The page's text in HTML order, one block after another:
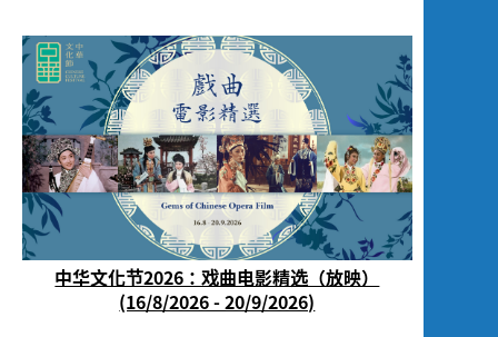
中华文化节2026：戏曲电影精选（放映）
(16/8/2026 - 20/9/2026)